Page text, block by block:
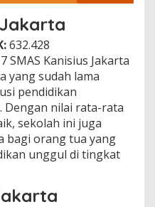
Jakarta
632.428
7 SMAS Kanisius Jakarta
yang sudah lama
pendidikan
Dengan nilai rata-rata
sekolah ini juga
bagi orang tua yang
unggul di tingkat